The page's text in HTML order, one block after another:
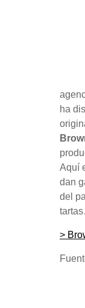
ha
Aquí
dan
del
>